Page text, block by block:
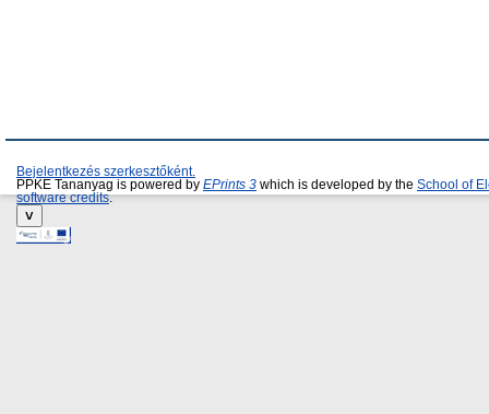
Bejelentkezés szerkesztőként.
PPKE Tananyag is powered by EPrints 3 which is developed by the School of
software credits.
˅